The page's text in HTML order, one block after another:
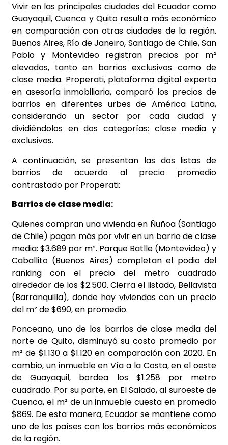
Vivir en las principales ciudades del Ecuador como
Guayaquil, Cuenca y Quito resulta más económico
en comparación con otras ciudades de la región.
Buenos Aires, Río de Janeiro, Santiago de Chile, San
Pablo y Montevideo registran precios por m²
elevados, tanto en barrios exclusivos como de
clase media. Properati, plataforma digital experta
en asesoría inmobiliaria, comparó los precios de
barrios en diferentes urbes de América Latina,
considerando un sector por cada ciudad y
dividiéndolos en dos categorías: clase media y
exclusivos.
A continuación, se presentan las dos listas de
barrios de acuerdo al precio promedio
contrastado por Properati:
Barrios de clase media:
Quienes compran una vivienda en Ñuñoa (Santiago
de Chile) pagan más por vivir en un barrio de clase
media: $3.689 por m². Parque Batlle (Montevideo) y
Caballito (Buenos Aires) completan el podio del
ranking con el precio del metro cuadrado
alrededor de los $2.500. Cierra el listado, Bellavista
(Barranquilla), donde hay viviendas con un precio
del m² de $690, en promedio.
Ponceano, uno de los barrios de clase media del
norte de Quito, disminuyó su costo promedio por
m² de $1.130 a $1.120 en comparación con 2020. En
cambio, un inmueble en Vía a la Costa, en el oeste
de Guayaquil, bordea los $1.258 por metro
cuadrado. Por su parte, en El Salado, al suroeste de
Cuenca, el m² de un inmueble cuesta en promedio
$869. De esta manera, Ecuador se mantiene como
uno de los países con los barrios más económicos
de la región.